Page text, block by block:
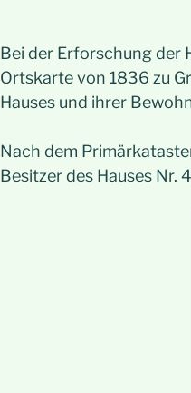
Bei der Erforschung der
Ortskarte von 1836 zu
Hauses und ihrer
Nach dem
Besitzer des Hauses Nr.